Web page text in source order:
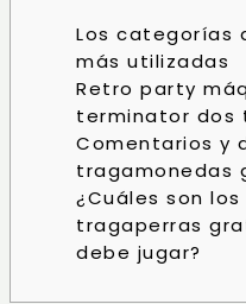
Los categorías
más utilizadas
Retro party
terminator dos
Comentarios y
tragamonedas
¿Cuáles son
tragaperras
debe jugar?